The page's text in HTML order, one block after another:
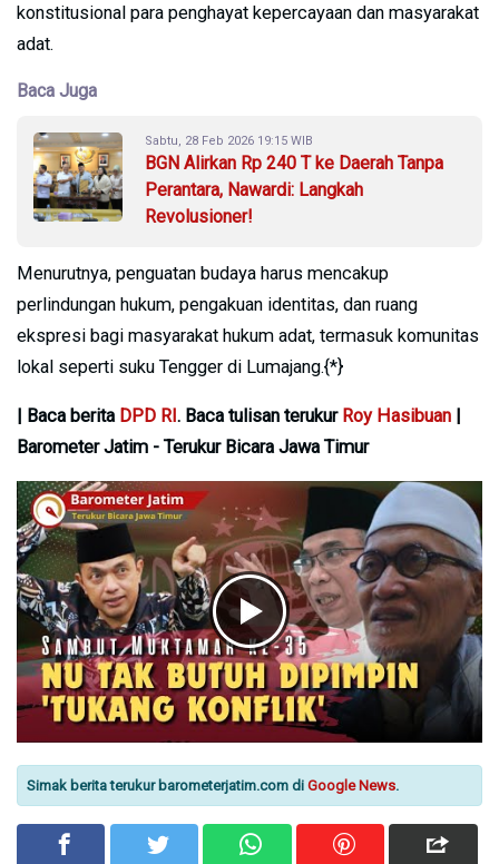
konstitusional para penghayat kepercayaan dan masyarakat
adat.
Baca Juga
Sabtu, 28 Feb 2026 19:15 WIB
BGN Alirkan Rp 240 T ke Daerah Tanpa
Perantara, Nawardi: Langkah
Revolusioner!
Menurutnya, penguatan budaya harus mencakup
perlindungan hukum, pengakuan identitas, dan ruang
ekspresi bagi masyarakat hukum adat, termasuk komunitas
lokal seperti suku Tengger di Lumajang.{*}
| Baca berita DPD RI. Baca tulisan terukur Roy Hasibuan |
Barometer Jatim - Terukur Bicara Jawa Timur
Simak berita terukur barometerjatim.com di Google News.